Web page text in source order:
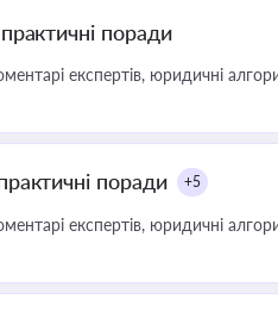
поради
експертів, юридичні
поради +5
експертів, юридичні